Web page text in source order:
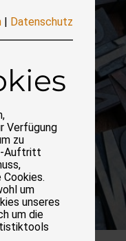
| Datenschutz
Verfügung
zu
Auftritt
um
unseres
um die